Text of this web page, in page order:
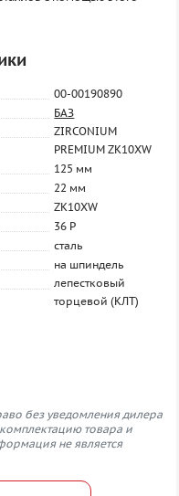
00-00190890
БАЗ
ZIRCONIUM
PREMIUM ZK10XW
125 мм
22 мм
ZK10XW
36 P
сталь
на шпиндель
лепестковый
торцевой (КЛТ)
без уведомления дилера
товара и
не является